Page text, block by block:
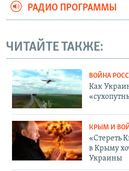
РАДИО ПРОГРАММЫ
ЧИТАЙТЕ ТАКЖЕ:
ВОЙНА
Как
КРЫМ И
«Стереть
в Крыму
Украины